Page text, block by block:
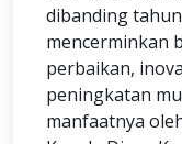
dibanding
mencerminkan
perbaikan,
peningkatan
manfaatnya